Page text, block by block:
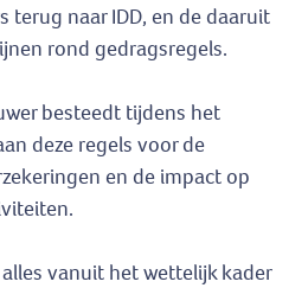
terug naar IDD, en de daaruit
rond gedragsregels.
besteedt tijdens het
deze regels voor de
en de impact op
vanuit het wettelijk kader